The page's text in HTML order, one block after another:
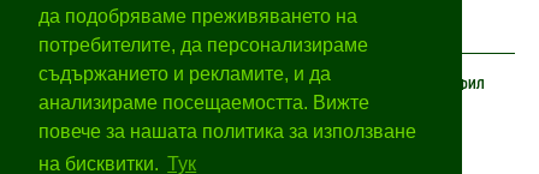
да подобряваме преживяването на
потребителите, да персонализираме
съдържанието и рекламите, и да
анализираме посещаемостта. Вижте
повече за нашата политика за използване
на бисквитки. Тук
КЛИЕНТСКИ ЦЕНТЪР
Условия за ползване
Как да пазарувате
Новини
ЗА БОТАНИКА
За нас
За Марките
МОЯТ ПРОФИЛ
Регистрация